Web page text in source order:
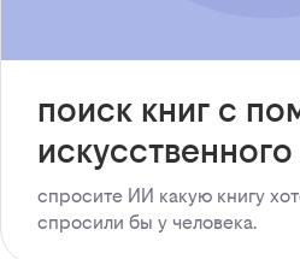
поиск книг с
спросите ИИ какую книгу
спросили бы у человека.